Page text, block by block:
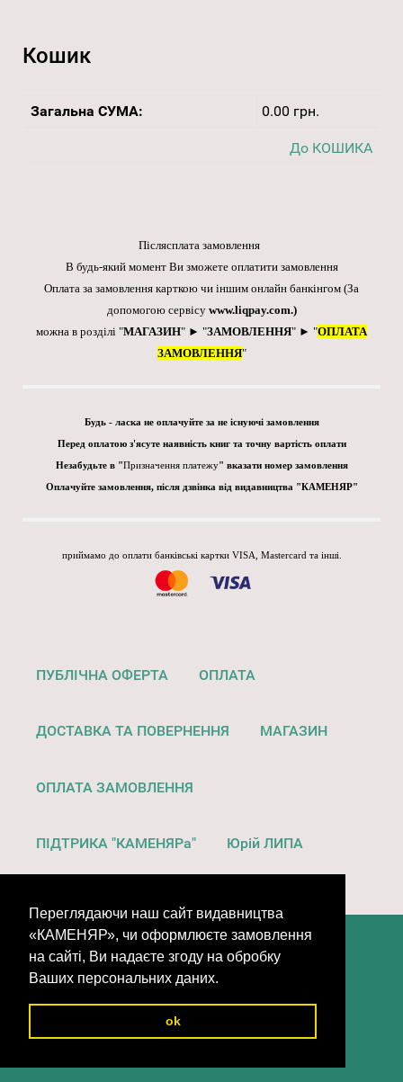
Переглядаючи наш сайт видавництва
«КАМЕНЯР», чи оформлюєте замовлення
на сайті, Ви надаєте згоду на обробку
Ваших персональних даних.
ok
Кошик
Загальна СУМА: 0.00 грн.
До КОШИКА
Післясплата замовлення
В будь-який момент Ви зможете оплатити замовлення
Оплата за замовлення карткою чи іншим онлайн банкінгом (За
допомогою сервісу www.liqpay.com.)
можна в розділі "МАГАЗИН" ► "ЗАМОВЛЕННЯ" ► "ОПЛАТА
ЗАМОВЛЕННЯ"
Будь - ласка не оплачуйте за не існуючі замовлення
Перед оплатою з'ясуте наявність книг та точну вартість оплати
Незабудьте в "Призначення платежу" вказати номер замовлення
Оплачуйте замовлення, після дзвінка від видавництва "КАМЕНЯР"
приймамо до оплати банківські картки VISA, Mastercard та інші.
ПУБЛІЧНА ОФЕРТА ОПЛАТА
ДОСТАВКА ТА ПОВЕРНЕННЯ МАГАЗИН
ОПЛАТА ЗАМОВЛЕННЯ
ПІДТРИКА "КАМЕНЯРа" Юрій ЛИПА
© 1939 - 2026 видавництво "КАМЕНЯР"